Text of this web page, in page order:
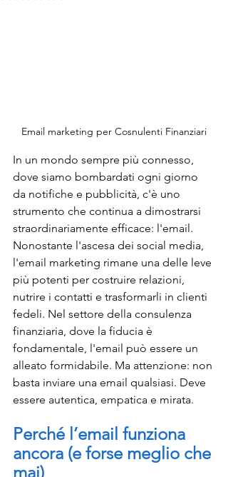
Email marketing per Cosnulenti Finanziari
In un mondo sempre più connesso,
dove siamo bombardati ogni giorno
da notifiche e pubblicità, c'è uno
strumento che continua a dimostrarsi
straordinariamente efficace: l'email.
Nonostante l'ascesa dei social media,
l'email marketing rimane una delle leve
più potenti per costruire relazioni,
nutrire i contatti e trasformarli in clienti
fedeli. Nel settore della consulenza
finanziaria, dove la fiducia è
fondamentale, l'email può essere un
alleato formidabile. Ma attenzione: non
basta inviare una email qualsiasi. Deve
essere autentica, empatica e mirata.
Perché l’email funziona
ancora (e forse meglio che
mai)